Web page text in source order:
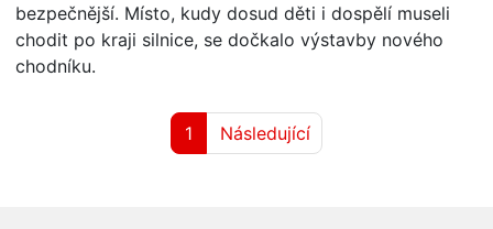
bezpečnější. Místo, kudy dosud děti i dospělí museli
chodit po kraji silnice, se dočkalo výstavby nového
chodníku.
1 Následující